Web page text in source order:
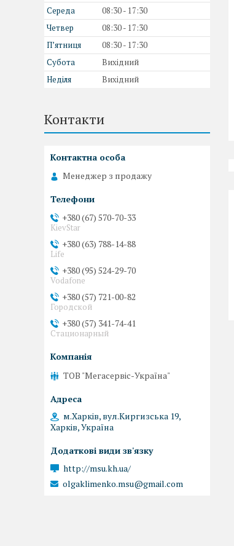
Середа
08:30
17:30
Четвер
08:30
17:30
Пʼятниця
08:30
17:30
Субота
Вихідний
Неділя
Вихідний
Контакти
Менеджер з продажу
+380 (67) 570-70-33
KievStar
+380 (63) 788-14-88
Life
+380 (95) 524-29-70
Vodafone
+380 (57) 721-00-82
Городской
+380 (57) 341-74-41
Стационарный
ТОВ "Мегасервіс-Україна"
м.Харків, вул.Киргизська 19,
Харків, Україна
http://msu.kh.ua/
olgaklimenko.msu@gmail.com